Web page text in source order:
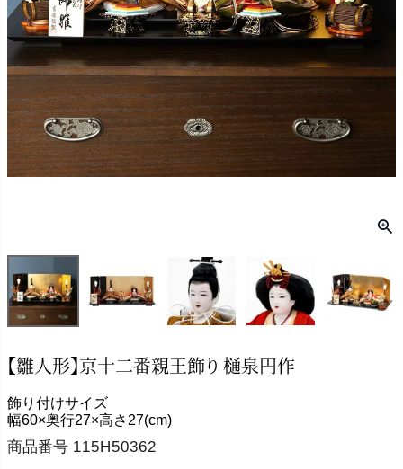
飾り付けサイズ
幅60×奥行27×高さ27(cm)
【雛人形】京十二番親王飾り 樋泉円作
商品番号 115H50362